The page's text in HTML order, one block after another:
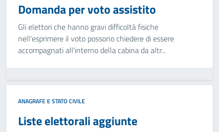
Domanda per voto assistito
Gli elettori che hanno gravi difficoltà fisiche
nell'esprimere il voto possono chiedere di essere
accompagnati all'interno della cabina da altr...
ANAGRAFE E STATO CIVILE
Liste elettorali aggiunte